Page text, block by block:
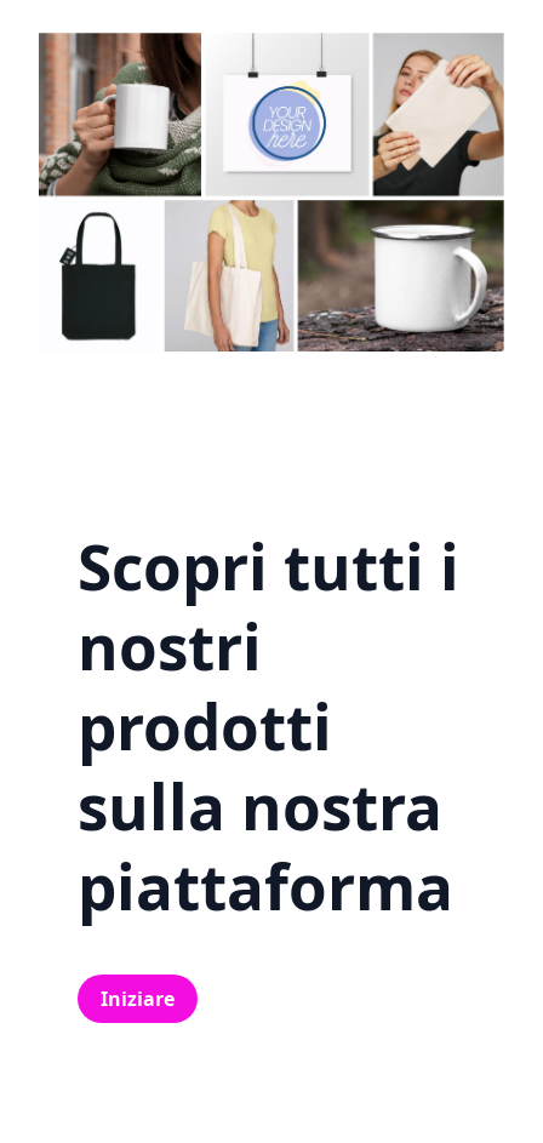
Scopri tutti i
nostri
prodotti
sulla nostra
piattaforma
Iniziare